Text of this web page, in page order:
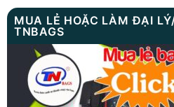
MUA LẺ HOẶC LÀM ĐẠI
TNBAGS